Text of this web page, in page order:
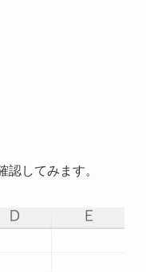
してみます。